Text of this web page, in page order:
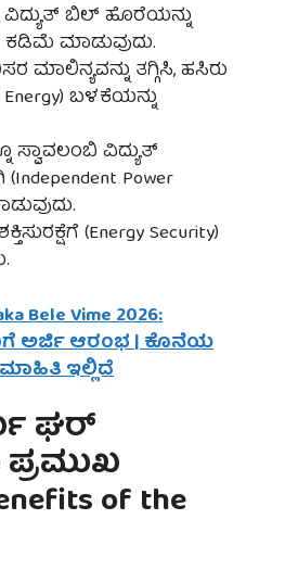
ಬಿಲ್ ಹೊರೆಯನ್ನು
ಮಾಡುವುದು.
ಮಾಲಿನ್ಯವನ್ನು ತಗ್ಗಿಸಿ, ಹಸಿರು
ಬಳಕೆಯನ್ನು
ವಿದ್ಯುತ್
Power
(Energy Security)
Bele Vime 2026:
ಅರ್ಜಿ ಆರಂಭ | ಕೊನೆಯ
ಇಲ್ಲಿದೆ
ಘರ್
of the